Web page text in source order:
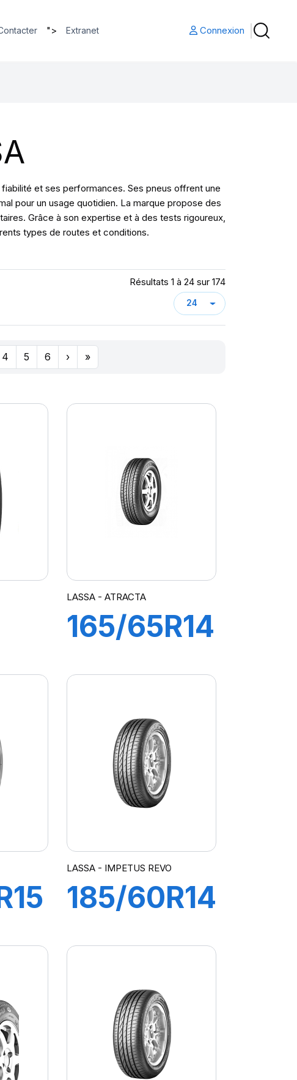
"> Extranet Connexion
et ses performances. Ses pneus offrent une
pour un usage quotidien. La marque propose des
Grâce à son expertise et à des tests rigoureux,
types de routes et conditions.
Résultats 1 à 24 sur 174
4 5 6 › »
LASSA - ATRACTA
165/65R14
LASSA - IMPETUS REVO
185/60R14
REVO